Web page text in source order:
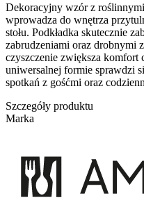
Dekoracyjny wzór z
wprowadza do wnętrza
stołu. Podkładka skutecznie
zabrudzeniami oraz drobnymi
czyszczenie zwiększa
uniwersalnej formie sprawdzi
spotkań z gośćmi oraz
Szczegóły produktu
Marka